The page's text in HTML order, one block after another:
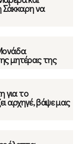
Σάκκαρη να
μητέρας της
για το
αρχηγέ, βάψε μας